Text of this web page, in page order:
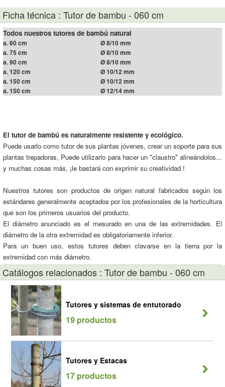
Ficha técnica : Tutor de bambu - 060 cm
Todos nuestros tutores de bambú natural
a. 60 cm
Ø 8/10 mm
a. 75 cm
Ø 8/10 mm
a. 90 cm
Ø 8/10 mm
a. 120 cm
Ø 10/12 mm
a. 150 cm
Ø 10/12 mm
a. 150 cm
Ø 12/14 mm
El tutor de bambú es naturalmente resistente y ecológico.
Puede usarlo como tutor de sus plantas jóvenes, crear un soporte para sus
plantas trepadoras, Puede utilizarlo para hacer un "claustro" alineándolos...
y muchas cosas más, ¡le bastará con exprimir su creatividad !
Nuestros tutores son productos de origen natural fabricados según los
estándares generalmente aceptados por los profesionales de la horticultura
que son los primeros usuarios del producto.
El diámetro anunciado es el mesurado en una de las extremidades. El
diámetro de la otra extremidad es obligatoriamente inferior.
Para un buen uso, estos tutores deben clavarse en la tierra por la
extremidad con más diámetro.
Catálogos relacionados : Tutor de bambu - 060 cm
Tutores y sistemas de entutorado
19 productos
Tutores y Estacas
17 productos